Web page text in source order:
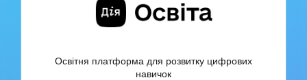
Освітня платформа для розвитку цифрових
навичок